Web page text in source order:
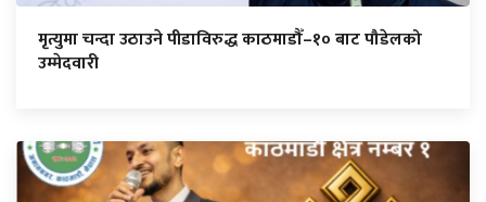
मृत्युमा चन्दा उठाउने पीडाविरुद्ध काठमाडौँ–१० बाट पौडेलको
उम्मेदवारी